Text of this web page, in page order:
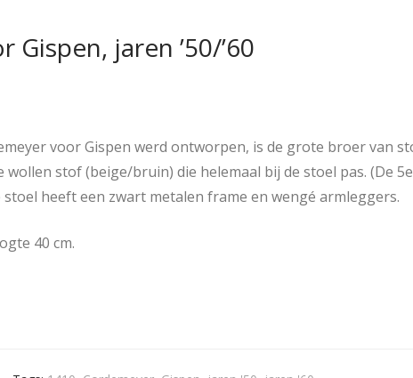
jaren ’50/’60
voor Gispen werd ontworpen, is de grote broer van
stof (beige/bruin) die helemaal bij de stoel pas. (De
heeft een zwart metalen frame en wengé armleggers.
40 cm.